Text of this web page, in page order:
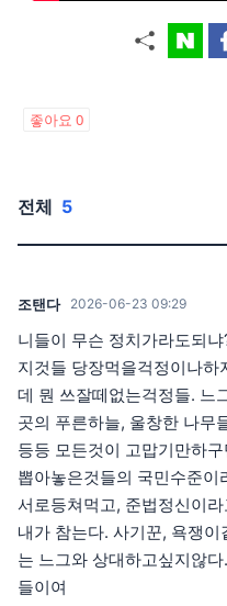
좋아요 0
전체 5
조탠다 2026-06-23 09:29
니들이 무슨 정치가라도되
지것들 당장먹을걱정이나하
데 뭔 쓰잘떼없는걱정들. 느
곳의 푸른하늘, 울창한 나무
등등 모든것이 고맙기만하
뽑아놓은것들의 국민수준
서로등쳐먹고, 준법정신이
내가 참는다. 사기꾼, 욕쟁
는 느그와 상대하고싶지않
들이여